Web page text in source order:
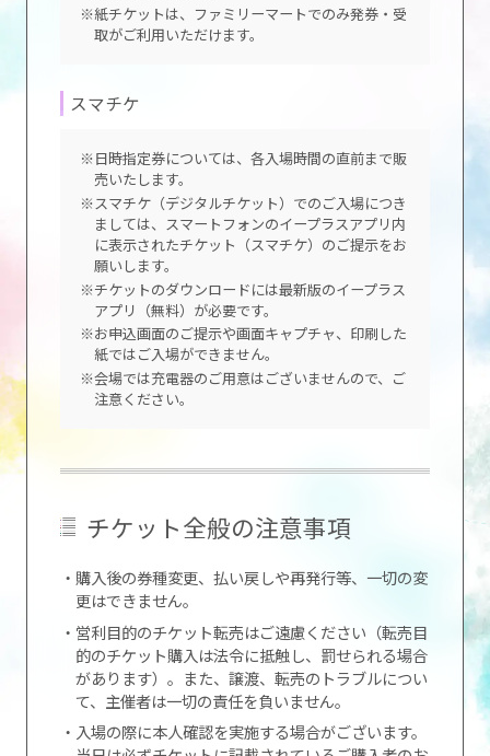
※紙チケットは、ファミリーマートでのみ発券・受
取がご利用いただけます。
スマチケ
※日時指定券については、各入場時間の直前まで販
売いたします。
※スマチケ（デジタルチケット）でのご入場につき
ましては、スマートフォンのイープラスアプリ内
に表示されたチケット（スマチケ）のご提示をお
願いします。
※チケットのダウンロードには最新版のイープラス
アプリ（無料）が必要です。
※お申込画面のご提示や画面キャプチャ、印刷した
紙ではご入場ができません。
※会場では充電器のご用意はございませんので、ご
注意ください。
チケット全般の注意事項
・購入後の券種変更、払い戻しや再発行等、一切の変
更はできません。
・営利目的のチケット転売はご遠慮ください（転売目
的のチケット購入は法令に抵触し、罰せられる場合
があります）。また、譲渡、転売のトラブルについ
て、主催者は一切の責任を負いません。
・入場の際に本人確認を実施する場合がございます。